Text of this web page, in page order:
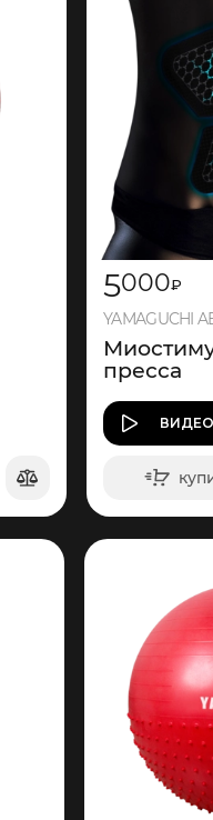
5000₽
YAMAGUCHI
пресса
ВИДЕО
в